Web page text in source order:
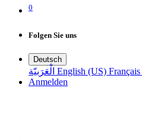
0
Folgen Sie uns
Deutsch
الْعَرَبيّة English (US) Français
Anmelden